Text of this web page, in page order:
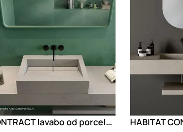
CONTRACT lavabo od porcelanskog kamena